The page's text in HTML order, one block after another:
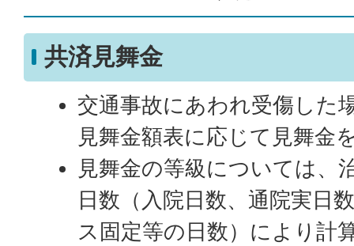
共済見舞金
交通事故にあわれ受傷した
見舞金額表に応じて見舞金
見舞金の等級については、
日数（入院日数、通院実日
ス固定等の日数）により計